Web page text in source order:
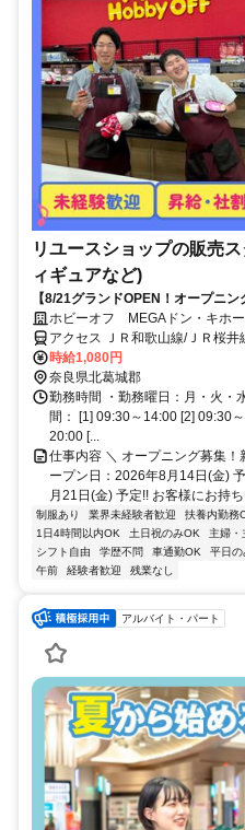
リユースショップの販売
ィギュアなど)
【8/21グランドOPEN！オープニ
イ楽しく働くならココ！未経験も
ホビーオフ MEGAドン・キホ
アクセス ＪＲ和歌山線/ＪＲ桜
歩約29分、近鉄田原本線 池部徒
32分
時給1,080円
奈良県北葛城郡
勤務時間 ・勤務曜日：月・火・
間： [1] 09:30～14:00 [2] 09:30
20:00 [...
仕事内容 ＼ オープニング募集
ープン日：2026年8月14日(金)
月21日(金) 予定!! お客様にお持
制服あり 業界未経験者歓迎 扶養内勤務
1日4時間以内OK
土日祝のみOK 主婦・
シフト自由
学歴不問 車通勤OK 平日の
午前
経験者歓迎 残業なし
アルバイト・パート